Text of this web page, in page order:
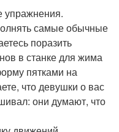
упражнения.
самые обычные
поразить
в станке для жима
пятками на
что девушки о вас
они думают, что